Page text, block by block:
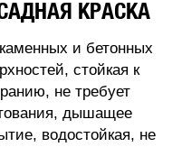
КРАСКА
и бетонных
стойкая к
не требует
дышащее
водостойкая, не